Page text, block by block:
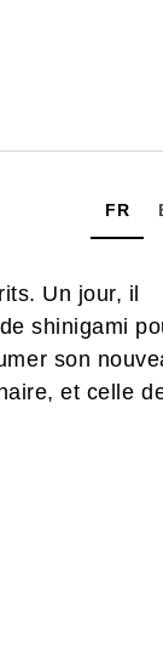
FR
Un jour, il
shinigami
son
et celle